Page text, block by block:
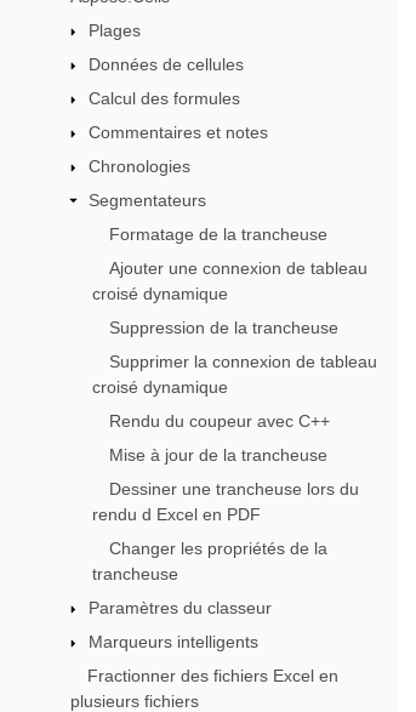
Plages
Données de cellules
Calcul des formules
Commentaires et notes
Chronologies
Segmentateurs
Formatage de la trancheuse
Ajouter une connexion de tableau
croisé dynamique
Suppression de la trancheuse
Supprimer la connexion de tableau
croisé dynamique
Rendu du coupeur avec C++
Mise à jour de la trancheuse
Dessiner une trancheuse lors du
rendu d Excel en PDF
Changer les propriétés de la
trancheuse
Paramètres du classeur
Marqueurs intelligents
Fractionner des fichiers Excel en
plusieurs fichiers